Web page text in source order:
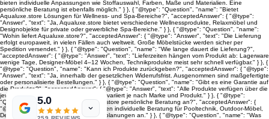
bieten individuelle Anpassungen wie Stoffauswahl, Farben, Maße und Materialien. Eine
persönliche Beratung ist ebenfalls möglich." } }, { "@type": "Question", "name": "Bietet
Aqualuxe.store Lösungen für Wellness- und Spa-Bereiche?", "acceptedAnswer": { "@type":
"Answer", "text": "Ja, Aqualuxe.store bietet verschiedene Wellnessprodukte, Relaxmöbel und
Designobjekte für private oder gewerbliche Spa-Bereiche." } }, { "@type": "Question", "name":
"Wohin liefert Aqualuxe.store?", "acceptedAnswer": { "@type": "Answer", "text": "Die Lieferung
erfolgt europaweit, in vielen Fällen auch weltweit. Große Möbelstücke werden sicher per
Spedition versendet." } }, { "@type": "Question", "name": "Wie lange dauert die Lieferung?",
"acceptedAnswer": { "@type": "Answer", "text": "Lieferzeiten hängen vom Produkt ab: Lagerware
wenige Tage, Designer-Möbel 4–12 Wochen, Technikprodukte meist sehr schnell verfügbar." } }, {
"@type": "Question", "name": "Kann ich Produkte zurückgeben?", "acceptedAnswer": { "@type":
"Answer", "text": "Ja, innerhalb der gesetzlichen Widerrufsfrist. Ausgenommen sind maßgefertigte
oder personalisierte Bestellungen." } }, { "@type": "Question", "name": "Gibt es eine Garantie auf
die Produkte?", "acceptedAnswer": { "@type": "Answer", "text": "Alle Produkte verfügen über die
jeweilige Herstellergarantie. Die Dauer variiert je nach Marke und Produkt." } }, { "@type":
"Question", "name": "Bietet Aqualuxe.store persönliche Beratung an?", "acceptedAnswer": {
"@type": "Answer", "text": "Ja, wir bieten individuelle Beratung für Pooltechnik, Outdoor-Möbel,
Designerstücke und komplette Projektplanungen an." } }, { "@type": "Question", "name": "Was
5.0